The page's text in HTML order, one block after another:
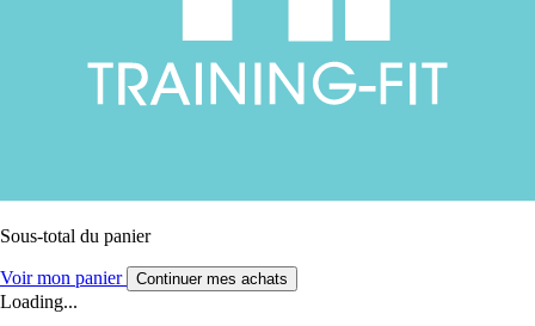
Sous-total du panier
Voir mon panier Continuer mes achats
Loading...